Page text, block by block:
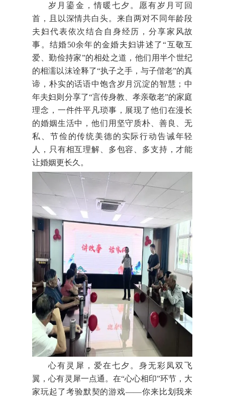
岁月鎏金，情暖七夕。愿有岁月可回
首，且以深情共白头。来自两对不同年龄段
夫妇代表依次结合自身经历，分享家风故
事。结婚50余年的金婚夫妇讲述了“互敬互
爱、勤俭持家”的相处之道，他们用半个世纪
的相濡以沫诠释了“执子之手，与子偕老”的真
谛，朴实的话语中饱含岁月沉淀的智慧；中
年夫妇则分享了“言传身教、孝亲敬老”的家庭
理念，一件件平凡琐事，展现了他们在漫长
的婚姻生活中，他们用坚守质朴、善良、无
私、节俭的传统美德的实际行动告诫年轻
人，只有相互理解、多包容、多支持，才能
让婚姻更长久。
心有灵犀，爱在七夕。身无彩凤双飞
翼，心有灵犀一点通。在“心心相印”环节，大
家玩起了考验默契的游戏——你来比划我来